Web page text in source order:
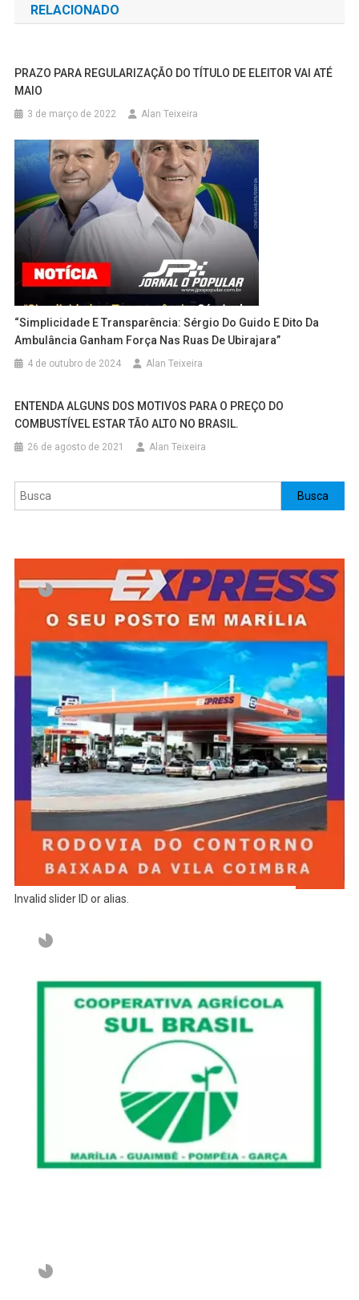
Post
RELACIONADO
PRAZO PARA REGULARIZAÇÃO DO TÍTULO DE ELEITOR VAI ATÉ
MAIO
3 de março de 2022 Alan Teixeira
“Simplicidade E Transparência: Sérgio Do Guido E Dito Da
Ambulância Ganham Força Nas Ruas De Ubirajara”
4 de outubro de 2024 Alan Teixeira
ENTENDA ALGUNS DOS MOTIVOS PARA O PREÇO DO
COMBUSTÍVEL ESTAR TÃO ALTO NO BRASIL.
26 de agosto de 2021 Alan Teixeira
Pesquisar Busca
Invalid slider ID or alias.